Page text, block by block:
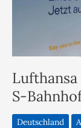
S-
Deutschland